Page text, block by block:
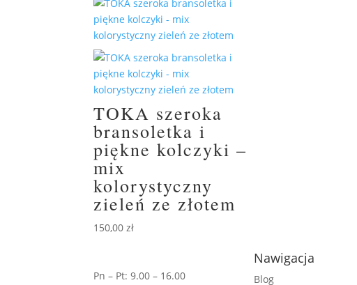
TOKA szeroka
bransoletka i
piękne kolczyki –
mix
kolorystyczny
zieleń ze złotem
150,00zł
Pn – Pt: 9.00 – 16.00
Nawigacja
Blog